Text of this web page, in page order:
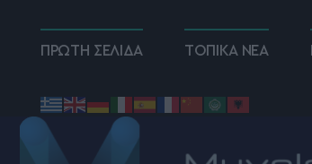
ΠΡΩΤΗ ΣΕΛΙΔΑ ΤΟΠΙΚΑ ΝΕΑ